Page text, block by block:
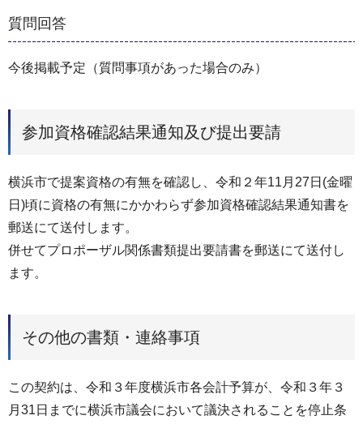
質問回答
今後掲載予定（質問事項があった場合のみ）
参加資格確認結果通知及び提出要請
横浜市で提案資格の有無を確認し、令和２年11⽉27⽇(金曜
日)頃に資格の有無にかかわらず参加資格確認結果通知書を
郵送にて送付します。
併せてプロポーザル関係書類提出要請書を郵送にて送付し
ます。
その他の書類・連絡事項
この契約は、令和３年度横浜市各会計予算が、令和３年３
⽉31⽇までに横浜市議会において議決されることを停⽌条